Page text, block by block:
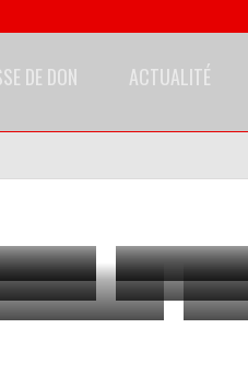
DE DON ACTUALITÉ
1991
2010